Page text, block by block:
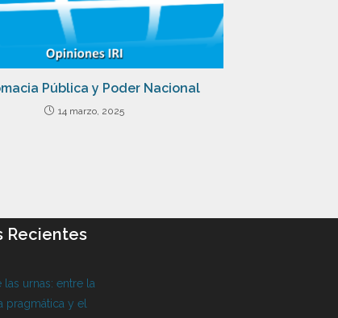
Pública y Poder Nacional
14 marzo, 2025
Recientes
las urnas: entre la
pragmática y el